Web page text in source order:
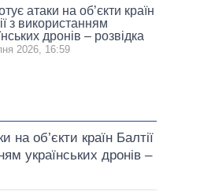
атаки на об’єкти країн
з використанням
дронів – розвідка
2026, 16:59
на об’єкти країн Балтії
українських дронів –